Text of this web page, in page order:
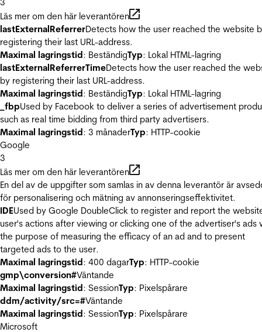
Läs mer om den här leverantören
lastExternalReferrerDetects how the user reached the website
registering their last URL-address.
Maximal lagringstid: BeständigTyp: Lokal HTML-lagring
lastExternalReferrerTimeDetects how the user reached the
by registering their last URL-address.
Maximal lagringstid: BeständigTyp: Lokal HTML-lagring
_fbpUsed by Facebook to deliver a series of advertisement
such as real time bidding from third party advertisers.
Maximal lagringstid: 3 månaderTyp: HTTP-cookie
Google
3
Läs mer om den här leverantören
En del av de uppgifter som samlas in av denna leverantör är
för personalisering och mätning av annonseringseffektivitet.
IDEUsed by Google DoubleClick to register and report the
user's actions after viewing or clicking one of the advertiser's ads
the purpose of measuring the efficacy of an ad and to present
targeted ads to the user.
Maximal lagringstid: 400 dagarTyp: HTTP-cookie
gmp\conversion#Väntande
Maximal lagringstid: SessionTyp: Pixelspårare
ddm/activity/src=#Väntande
Maximal lagringstid: SessionTyp: Pixelspårare
Microsoft